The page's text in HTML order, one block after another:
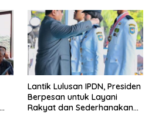
Lantik Lulusan IPDN, Presiden
Berpesan untuk Layani
Rakyat dan Sederhanakan